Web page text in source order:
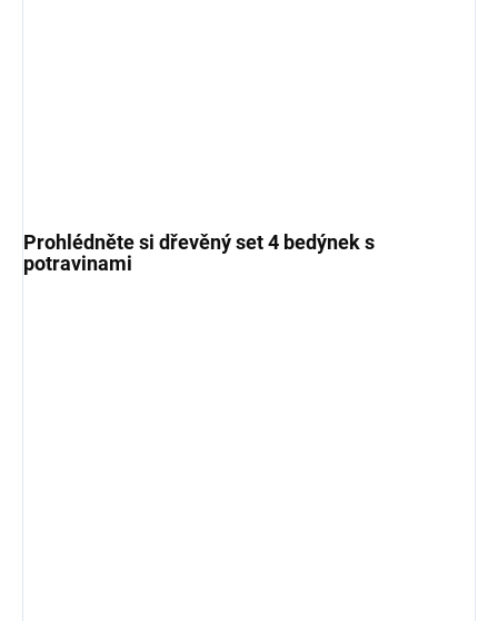
Prohlédněte si dřevěný set 4 bedýnek s
potravinami